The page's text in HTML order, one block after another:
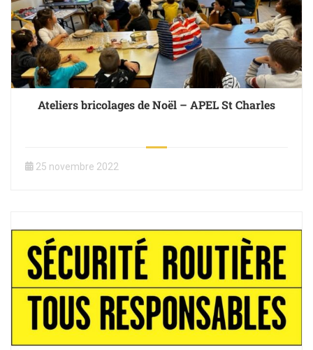
Ateliers bricolages de Noël – APEL St Charles
25 novembre 2022